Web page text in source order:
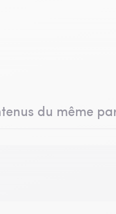
du même